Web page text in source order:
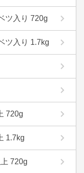
ツ入り 720g
ツ入り 1.7kg
720g
1.7kg
720g